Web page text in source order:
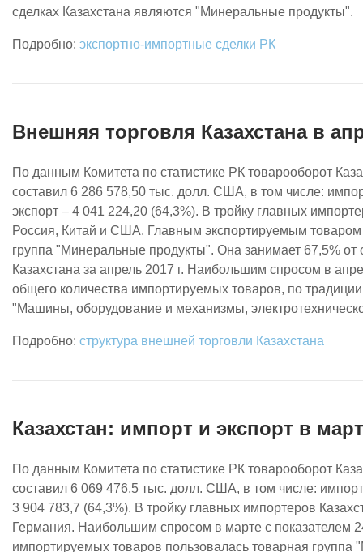
сделках Казахстана являются "Минеральные продукты".
экспортно-импортные сделки РК
Внешняя торговля Казахстана в
По данным Комитета по статистике РК товарооборот
составил 6 286 578,50 тыс. долл. США, в том числе:
экспорт – 4 041 224,20 (64,3%). В тройку главных
Россия, Китай и США. Главным экспортируемым товаром
группа "Минеральные продукты". Она занимает 67,5%
Казахстана за апрель 2017 г. Наибольшим спросом в
общего количества импортируемых товаров, по
"Машины, оборудование и механизмы,
структура внешней торговли Казахстана
Казахстан: импорт и экспорт в
По данным Комитета по статистике РК товарооборот
составил 6 069 476,5 тыс. долл. США, в том числе:
3 904 783,7 (64,3%). В тройку главных импортеров
Германия. Наибольшим спросом в марте с показателем
импортируемых товаров пользовалась товарная